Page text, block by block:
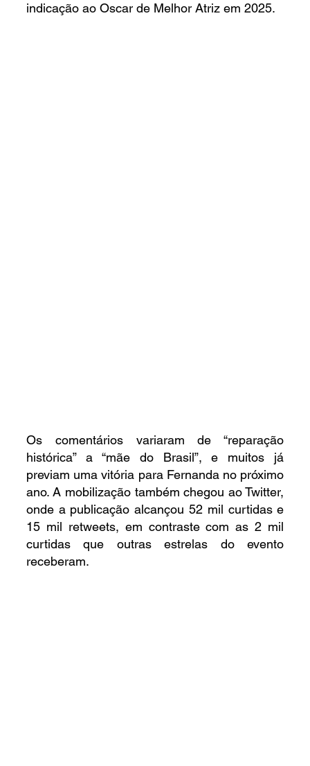
indicação ao Oscar de Melhor Atriz em 2025.
Os comentários variaram de “reparação
histórica” a “mãe do Brasil”, e muitos já
previam uma vitória para Fernanda no próximo
ano. A mobilização também chegou ao Twitter,
onde a publicação alcançou 52 mil curtidas e
15 mil retweets, em contraste com as 2 mil
curtidas que outras estrelas do evento
receberam.